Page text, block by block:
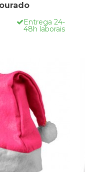
Entrega 24-
48h laborais